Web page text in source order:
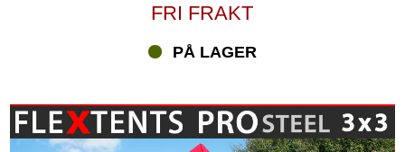
FRI FRAKT
PÅ LAGER